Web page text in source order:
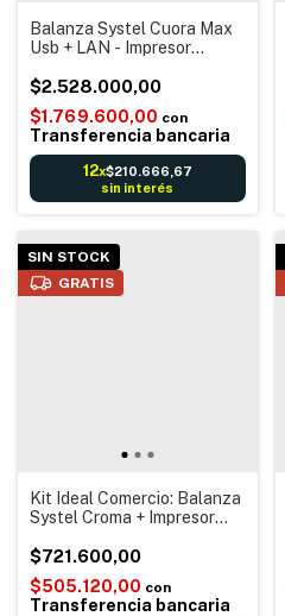
Balanza Systel Cuora Max
Usb + LAN - Impresor
Autoadhesiva Código
barras Reportes Digital
Electrónica - Ethernet Red
$2.528.000,00
$1.769.600,00 con
Transferencia bancaria
12x$210.666,67
sin interés
SIN STOCK
GRATIS
Kit Ideal Comercio: Balanza
Systel Croma + Impresor
Cable De Comunicación a la
Balanza + 50 Rollos
57X30M Térmico
$721.600,00
$505.120,00 con
Transferencia bancaria